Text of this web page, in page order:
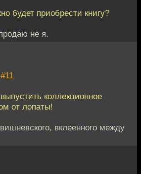
будет приобрести книгу?
не я.
#11
коллекционное
от лопаты!
вклеенного между